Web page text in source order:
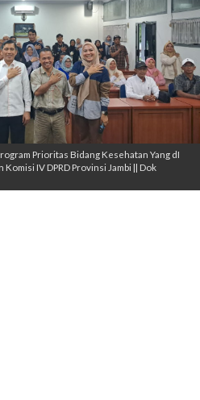
Prioritas Bidang Kesehatan Yang dI
IV DPRD Provinsi Jambi || Dok